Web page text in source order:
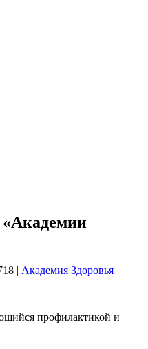
| Академия Здоровья
профилактикой и